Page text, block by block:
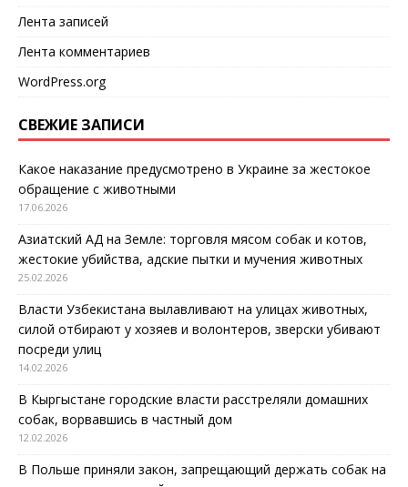
Лента записей
Лента комментариев
WordPress.org
СВЕЖИЕ ЗАПИСИ
Какое наказание предусмотрено в Украине за жестокое
обращение с животными
17.06.2026
Азиатский АД на Земле: торговля мясом собак и котов,
жестокие убийства, адские пытки и мучения животных
25.02.2026
Власти Узбекистана вылавливают на улицах животных,
силой отбирают у хозяев и волонтеров, зверски убивают
посреди улиц
14.02.2026
В Кыргыстане городские власти расстреляли домашних
собак, ворвавшись в частный дом
12.02.2026
В Польше приняли закон, запрещающий держать собак на